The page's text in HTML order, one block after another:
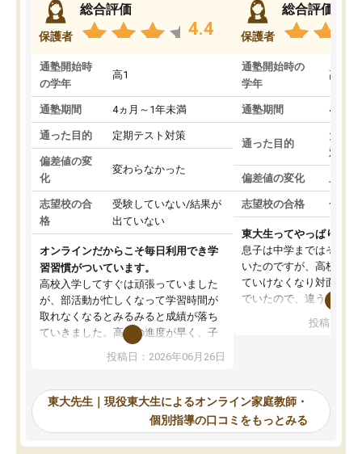
保護者
総合評価
4.4
通塾開始時
の学年
高1
通塾期間 4ヵ月～1年未満
通った目的 定期テスト対策
偏差値の変
化
変わらなかった
志望校の合
格
受験していない/結果が
出ていない
オンラインだからこそ毎日利用でき学
習習慣がついています。
高校入学してすぐは頑張っていました
が、部活動が忙しくなって学習時間が
取れなくなるとみるみると成績が落ち
ていきました。高校の進度が早く、子
供も家に帰って勉強の話すると嫌な反
応を示します。東大先生にお願いして
れるので、親としても安心です。毎日
使える自習室とかもあり、わからない
ところがあれば先生が回答してくれる
のも重宝しています。
投稿日：2026年06月26日
保護者
総合評価
通塾開始時の
学年
高3
通塾期間 4ヵ月
通った目的
大学
対策
偏差値の変化
志望校の合格 合格
東大生ってやっぱりすご
息子は中学まではそこそ
いたのですが、高校に入
ていけなくなり対面の塾
でいたので、違うアプロ
で、当初は模試でD判定
自習室が毎日使えていつ
るのが心強かったよう
謝です。
投稿日：
東大先生｜現役東大生によるオンライン家庭教師・
個別指導の口コミをもっとみる